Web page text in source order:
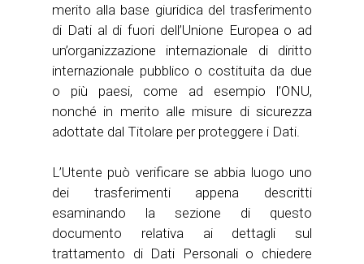
merito alla base giuridica del trasferimento
di Dati al di fuori dell’Unione Europea o ad
un’organizzazione internazionale di diritto
internazionale pubblico o costituita da due
o più paesi, come ad esempio l’ONU,
nonché in merito alle misure di sicurezza
adottate dal Titolare per proteggere i Dati.
L’Utente può verificare se abbia luogo uno
dei trasferimenti appena descritti
esaminando la sezione di questo
documento relativa ai dettagli sul
trattamento di Dati Personali o chiedere